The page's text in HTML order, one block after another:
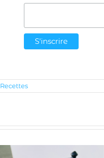
Recettes